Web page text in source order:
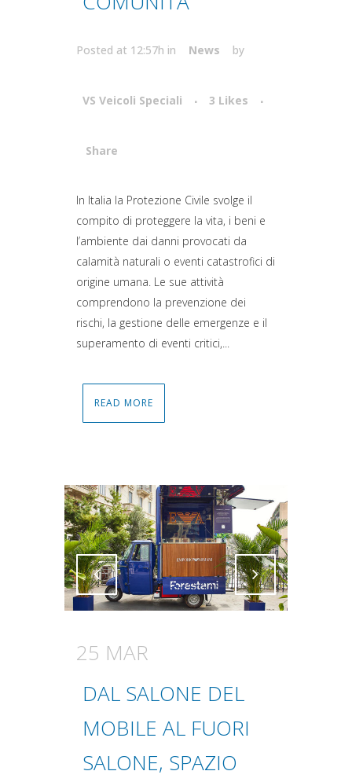
Posted at 12:57h in News by
VS Veicoli Speciali 3 Likes
Share
Attiva comando
In Italia la Protezione Civile svolge il
compito di proteggere la vita, i beni e
l’ambiente dai danni provocati da
calamità naturali o eventi catastrofici di
origine umana. Le sue attività
comprendono la prevenzione dei
rischi, la gestione delle emergenze e il
superamento di eventi critici,...
READ MORE
Attiva comando Attiva comando
25 MAR
DAL SALONE DEL
MOBILE AL FUORI
SALONE, SPAZIO